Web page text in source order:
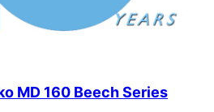
MD 160 Beech Series